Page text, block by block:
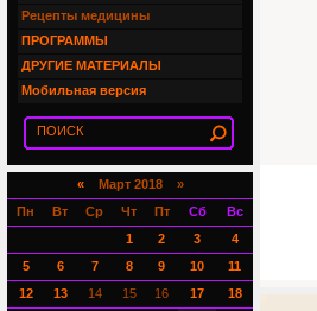
Рецепты медицины
ПРОГРАММЫ
ДРУГИЕ МАТЕРИАЛЫ
Мобильная версия
«Март 2018 »
Пн
Вт Ср Чт Пт Сб
Вс
1
2 3
4
5
6 7 8 9 10
11
12
13 14 15 16 17
18